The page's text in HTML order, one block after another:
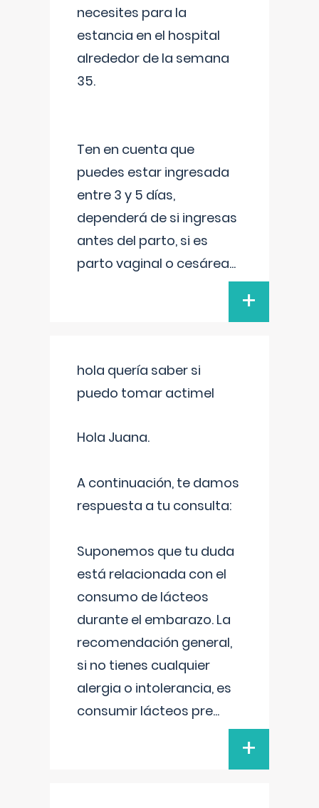
necesites para la
estancia en el hospital
alrededor de la semana
35.
Ten en cuenta que
puedes estar ingresada
entre 3 y 5 días,
dependerá de si ingresas
antes del parto, si es
parto vaginal o cesárea...
+
hola quería saber si
puedo tomar actimel
Hola Juana.
A continuación, te damos
respuesta a tu consulta:
Suponemos que tu duda
está relacionada con el
consumo de lácteos
durante el embarazo. La
recomendación general,
si no tienes cualquier
alergia o intolerancia, es
consumir lácteos pre...
+